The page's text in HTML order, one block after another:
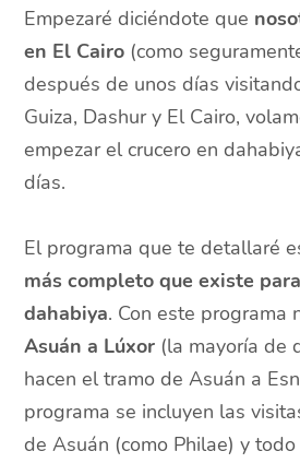
Empezaré diciéndote que
en El Cairo (como
después de unos días
Guiza, Dashur y El Cairo,
empezar el crucero en
días.
El programa que te detallaré
más completo que existe
dahabiya. Con este programa
Asuán a Lúxor (la mayoría de
hacen el tramo de Asuán a
programa se incluyen las
de Asuán (como Philae) y